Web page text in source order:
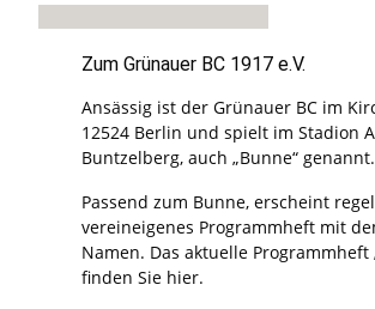
Zum Grünauer BC 1917 e.V.
Ansässig ist der Grünauer BC im
12524 Berlin und spielt im Stadion
Buntzelberg, auch „Bunne“ genannt.
Passend zum Bunne, erscheint
vereineigenes Programmheft mit
Namen. Das aktuelle Programmheft
finden Sie hier.